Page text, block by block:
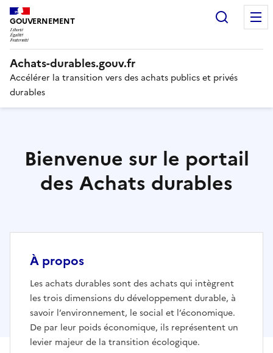
GOUVERNEMENT
Liberté,
Égalité,
Fraternité
Achats-durables.gouv.fr
Accélérer la transition vers des achats publics et privés
durables
Bienvenue sur le portail
des Achats durables
À propos
Les achats durables sont des achats qui intègrent
les trois dimensions du développement durable, à
savoir l’environnement, le social et l’économique.
De par leur poids économique, ils représentent un
levier majeur de la transition écologique.